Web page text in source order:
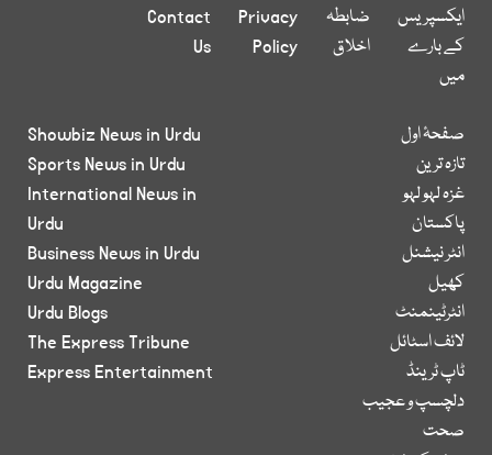
ایکسپریس
کے بارے
میں
ضابطہ
اخلاق
Privacy
Policy
Contact
Us
صفحۂ اول
تازہ ترین
غزہ لہو لہو
پاکستان
انٹر نیشنل
کھیل
انٹرٹینمنٹ
لائف اسٹائل
ٹاپ ٹرینڈ
دلچسپ و عجیب
صحت
Showbiz News in Urdu
Sports News in Urdu
International News in
Urdu
Business News in Urdu
Urdu Magazine
Urdu Blogs
The Express Tribune
Express Entertainment